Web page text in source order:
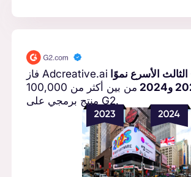
فاز Adcreative.ai
من بين أكثر من 100,000
منتج برمجي على G2.